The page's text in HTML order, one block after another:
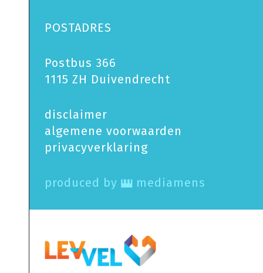
POSTADRES
Postbus 366
1115 ZH Duivendrecht
disclaimer
algemene voorwaarden
privacy­verklaring
produced by mediamens